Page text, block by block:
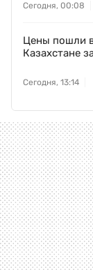
Сегодня, 00:08
Цены пошли
Казахстане
Сегодня, 13:14